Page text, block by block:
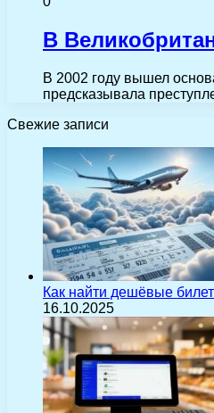
В
В 2002 году вышел
предсказывала
Свежие записи
Как найти дешёвые
16.10.2025